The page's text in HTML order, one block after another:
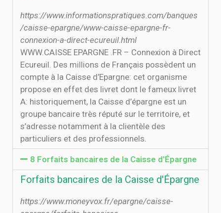
https://www.informationspratiques.com/banques
/caisse-epargne/www-caisse-epargne-fr-
connexion-a-direct-ecureuil.html
WWW.CAISSE EPARGNE .FR – Connexion à Direct
Ecureuil. Des millions de Français possèdent un
compte à la Caisse d’Epargne: cet organisme
propose en effet des livret dont le fameux livret
A: historiquement, la Caisse d’épargne est un
groupe bancaire très réputé sur le territoire, et
s’adresse notamment à la clientèle des
particuliers et des professionnels.
8 Forfaits bancaires de la Caisse d'Épargne
Forfaits bancaires de la Caisse d'Épargne
https://www.moneyvox.fr/epargne/caisse-